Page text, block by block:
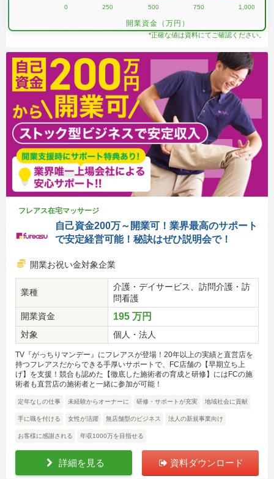
0 250 500 750 1,000
開業資金（万円）
*正確な値は資料にてご確認ください。
フレアス在宅マッサージ
自己資金200万～開業可！業界最高のサポート
で安定経営可能！秘訣はぜひ説明会で！
開業お祝い金対象企業
業種
介護・デイサービス、訪問介護・訪
問看護
開業資金
195 万円
対象 個人・法人
TV『がっちりマンデー』にフレアスが登場！20年以上の実績と直営店を
持つフレアスだからできる手厚いサポートで、FC店舗の【早期立ち上
げ】を支援！競合も認めた【徹底した施術者の育成と研修】にはFCの施
術者も直営店の施術者と一緒に参加が可能！
定年なしの仕事 未経験からオーナーに 研修・サポートが充実 地域社会に貢献
手に職を付ける 女性が活躍 無店舗型のビジネス 法人の新規事業向け
お客様に感謝される 年収1000万を目指せる
詳細を見る 資料ダウンロード